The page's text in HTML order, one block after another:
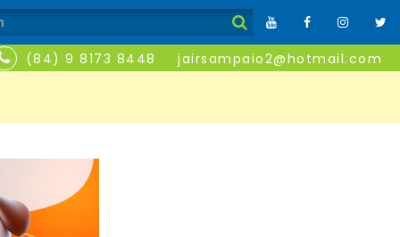
(84) 9 8173 8448 jairsampaio2@hotmail.com